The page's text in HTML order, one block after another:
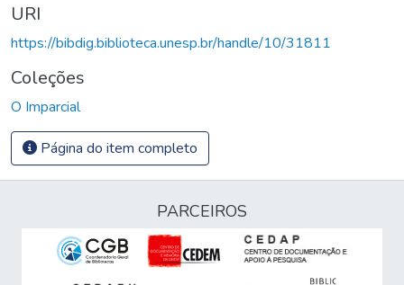
URI
https://bibdig.biblioteca.unesp.br/handle/10/31811
Coleções
O Imparcial
Página do item completo
PARCEIROS